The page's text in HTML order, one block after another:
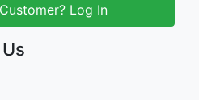
Log In